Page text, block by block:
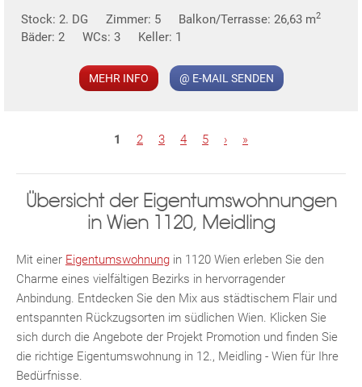
Stock: 2. DG
Zimmer: 5 Balkon/Terrasse: 26,63 m2
Bäder: 2 WCs: 3 Keller: 1
MEHR INFO @ E-MAIL SENDEN
1 2 3 4 5 › »
Übersicht der Eigentumswohnungen
in Wien 1120, Meidling
Mit einer Eigentumswohnung in 1120 Wien erleben Sie den
Charme eines vielfältigen Bezirks in hervorragender
Anbindung. Entdecken Sie den Mix aus städtischem Flair und
entspannten Rückzugsorten im südlichen Wien. Klicken Sie
sich durch die Angebote der Projekt Promotion und finden Sie
die richtige Eigentumswohnung in 12., Meidling - Wien für Ihre
Bedürfnisse.